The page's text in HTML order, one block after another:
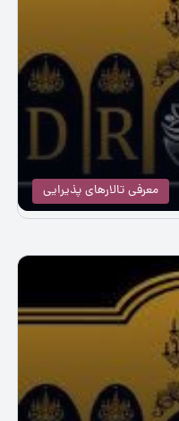
معرفی تالارهای پذیرایی